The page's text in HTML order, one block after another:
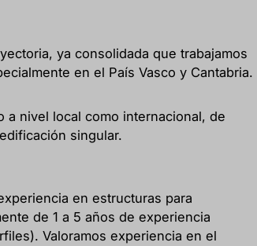
ya consolidada que trabajamos
en el País Vasco y Cantabria.
a nivel local como internacional, de
singular.
en estructuras para
de 1 a 5 años de experiencia
Valoramos experiencia en el